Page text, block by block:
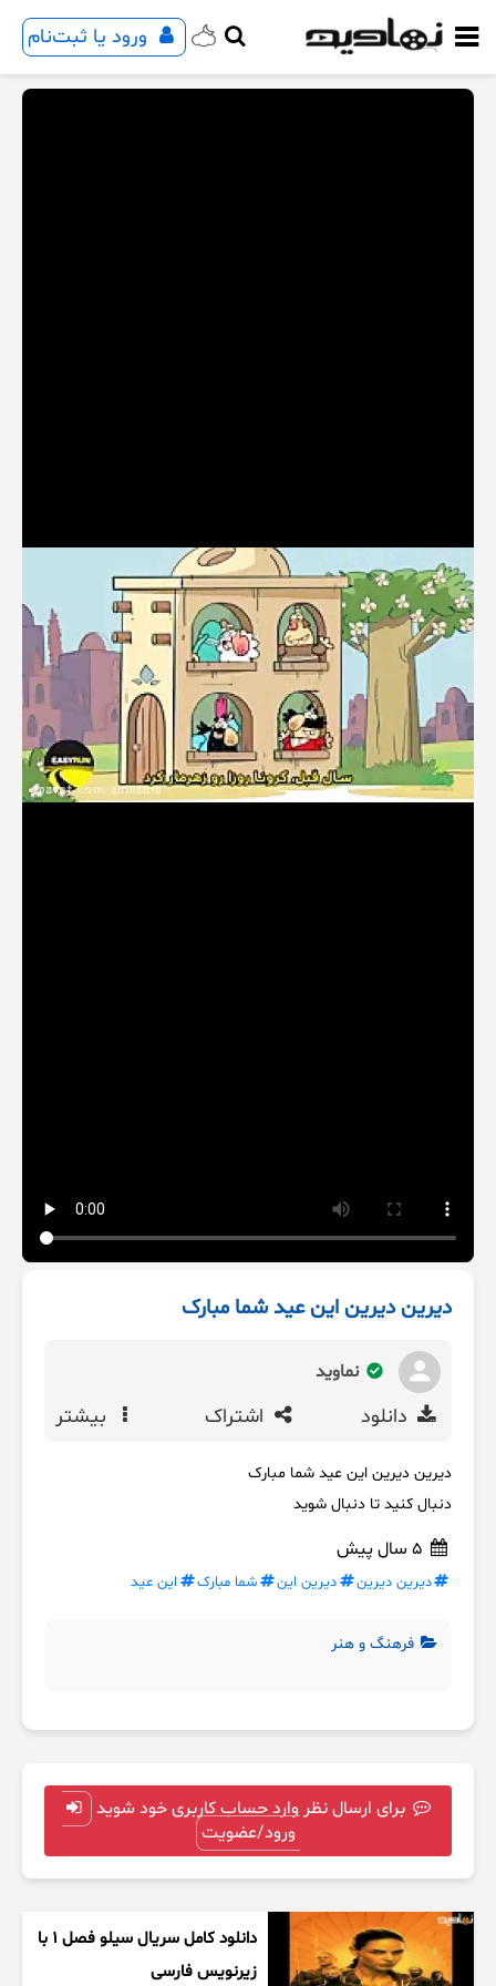
ورود یا ثبت‌نام
دیرین دیرین این عید شما مبارک
نماوید
دانلود اشتراک بیشتر
دیرین دیرین این عید شما مبارک
دنبال کنید تا دنبال شوید
دیرین دیرین دیرین این شما مبارک این عید
فرهنگ و هنر
برای ارسال نظر وارد حساب کاربری خود شوید
ورود/عضویت
دانلود کامل سریال سیلو فصل ۱ با
زیرنویس فارسی